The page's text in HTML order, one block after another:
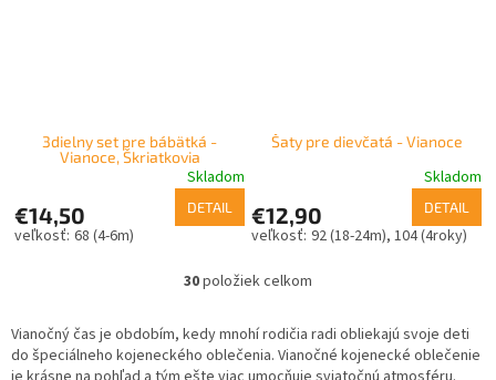
3dielny set pre bábätká -
Vianoce, Škriatkovia
Skladom
€14,50 DETAIL
68 (4-6m)
Šaty pre dievčatá - Vianoce
Skladom
€12,90 DETAIL
92 (18-24m) 104 (4roky)
O
l
á
d
30položiek celkom
Vianočný čas je obdobím, kedy mnohí rodičia radi obliekajú svoje deti
do špeciálneho kojeneckého oblečenia. Vianočné kojenecké oblečenie